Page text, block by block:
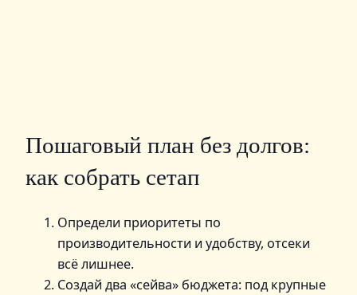
Пошаговый план без долгов:
как собрать сетап
Определи приоритеты по
производительности и удобству, отсеки
всё лишнее.
Создай два «сейва» бюджета: под крупные